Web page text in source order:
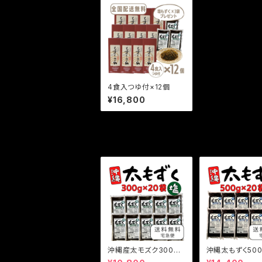
4食入つゆ付×12個
¥16,800
沖縄産太モズク300ｇ×
20袋
沖縄太もずく
袋 10kg